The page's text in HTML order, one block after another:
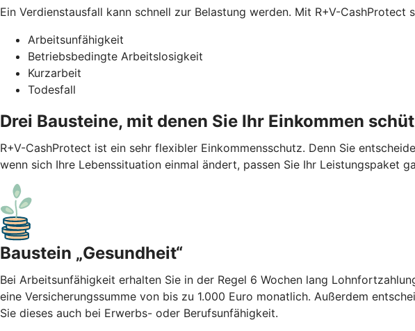
Ein Verdienstausfall kann schnell zur Belastung werden. Mit R+V-
Arbeitsunfähigkeit
Betriebsbedingte Arbeitslosigkeit
Kurzarbeit
Todesfall
Drei Bausteine, mit denen Sie Ihr Einkommen
R+V-CashProtect ist ein sehr flexibler Einkommensschutz. Denn Sie
wenn sich Ihre Lebenssituation einmal ändert, passen Sie Ihr Leistungspaket
Baustein „Gesundheit“
Bei Arbeitsunfähigkeit erhalten Sie in der Regel 6 Wochen lang
eine Versicherungssumme von bis zu 1.000 Euro monatlich. Außerdem
Sie dieses auch bei Erwerbs- oder Berufsunfähigkeit.